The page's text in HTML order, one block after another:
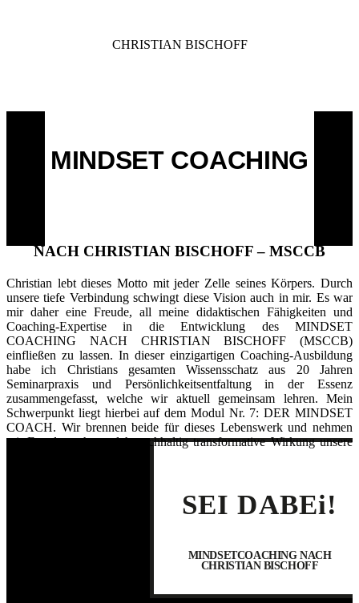
CHRISTIAN BISCHOFF
MINDSET COACHING
NACH CHRISTIAN BISCHOFF – MSCCB
Christian lebt dieses Motto mit jeder Zelle seines Körpers. Durch
unsere tiefe Ver­bindung schwingt diese Vision auch in mir. Es war
mir daher eine Freude, all meine didaktischen Fähigkeiten und
Coaching-Expertise in die Entwicklung des MINDSET
COACHING NACH CHRISTIAN BISCHOFF (MSCCB)
einfließen zu lassen. In dieser einzigartigen Coaching-Ausbildung
habe ich Christians gesamten Wissensschatz aus 20 Jahren
Seminarpraxis und Persönlichkeits­entfaltung in der Essenz
zusammen­gefasst, welche wir aktuell gemein­sam lehren. Mein
Schwerpunkt liegt hierbei auf dem Modul Nr. 7: DER MINDSET
COACH. Wir brennen beide für dieses Lebenswerk und nehmen
mit Freude wahr, welch nachhaltig trans­formative Wirkung unsere
SEI DABEi!
MINDSETCOACHING NACH
CHRISTIAN BISCHOFF